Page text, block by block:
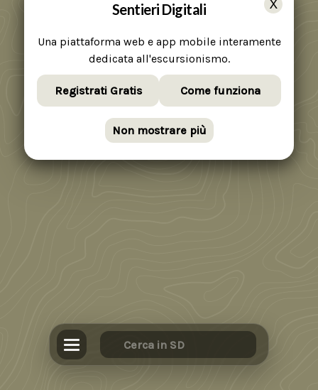
Sentieri Digitali
Una piattaforma web e app mobile interamente
dedicata all'escursionismo.
Registrati Gratis Come funziona
Non mostrare più